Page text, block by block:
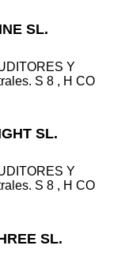
SL.
Y
S 8 , H CO
SL.
Y
S 8 , H CO
SL.